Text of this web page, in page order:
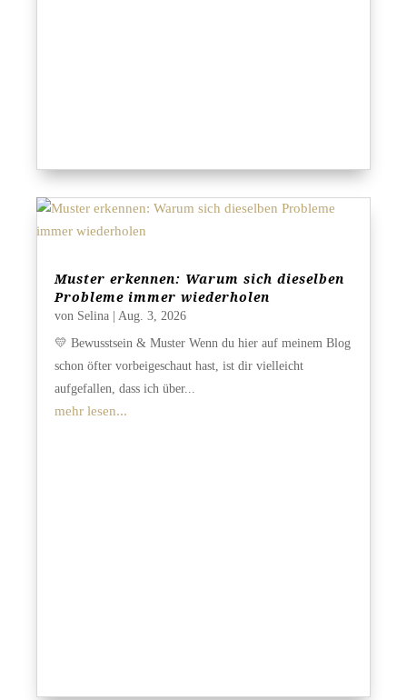
Muster erkennen: Warum sich dieselben
Probleme immer wiederholen
von Selina
Aug. 3, 2026
💛 Bewusstsein & Muster Wenn du hier auf meinem Blog
schon öfter vorbeigeschaut hast, ist dir vielleicht
aufgefallen, dass ich über...
mehr lesen...